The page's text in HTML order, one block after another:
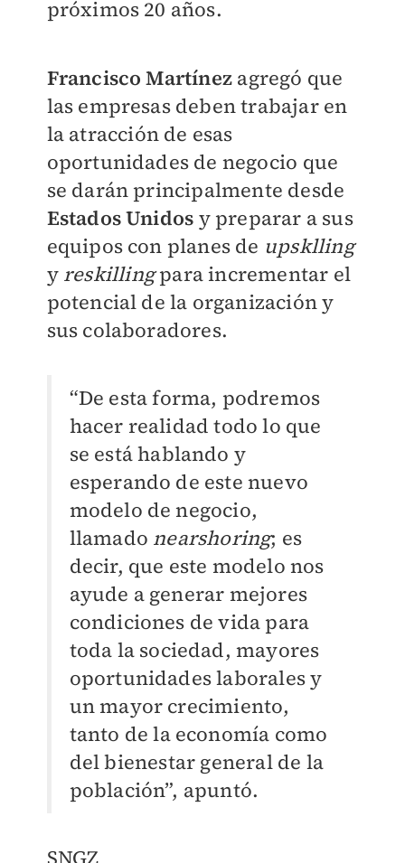
próximos 20 años.
Francisco Martínez agregó que
las empresas deben trabajar en
la atracción de esas
oportunidades de negocio que
se darán principalmente desde
Estados Unidos y preparar a sus
equipos con planes de upsklling
y reskillingpara incrementar el
potencial de la organización y
sus colaboradores.
“De esta forma, podremos
hacer realidad todo lo que
se está hablando y
esperando de este nuevo
modelo de negocio,
llamado nearshoring; es
decir, que este modelo nos
ayude a generar mejores
condiciones de vida para
toda la sociedad, mayores
oportunidades laborales y
un mayor crecimiento,
tanto de la economía como
delbienestar general de la
población”, apuntó.